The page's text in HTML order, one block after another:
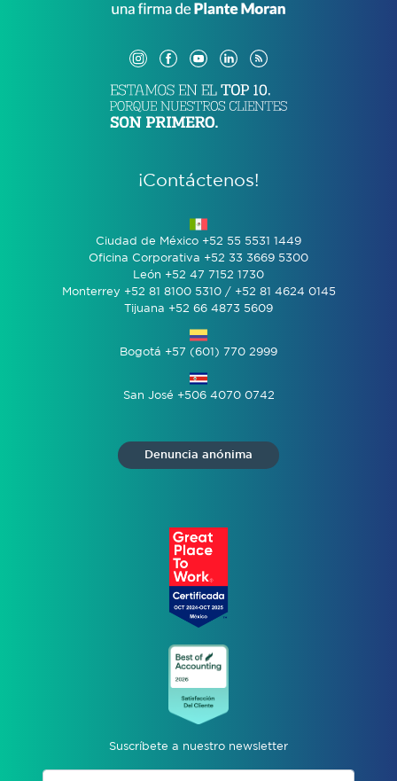
¡Contáctenos!
Ciudad de México +52 55 5531 1449
Oficina Corporativa +52 33 3669 5300
León +52 47 7152 1730
Monterrey +52 81 8100 5310 / +52 81 4624 0145
Tijuana +52 66 4873 5609
Bogotá +57 (601) 770 2999
San José +506 4070 0742
Denuncia anónima
Suscríbete a nuestro newsletter